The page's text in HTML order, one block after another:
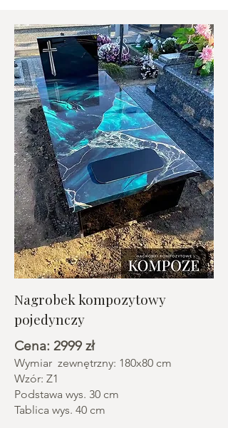
Nagrobek kompozytowy
pojedynczy
Cena: 2999 zł
Wymiar zewnętrzny: 180x80 cm
Wzór: Z1
Podstawa wys. 30 cm
Tablica wys. 40 cm